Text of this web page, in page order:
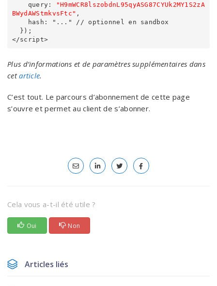
    query:
"H9mWCR8lszobdnL95qyASG87CYUk2MY1S2zA
BWydAWStmkvsFtc" ,
Plus d’informations et de paramètres supplémentaires dans
cetarticle.
C’est tout. Le parcours d’abonnement de cette page
s’ouvre et permet au client de s’abonner.
Cela vous a-t-il été utile ?
Oui Non
Articles liés